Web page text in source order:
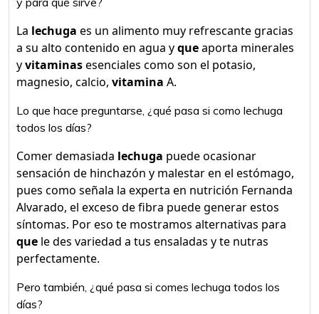
La lechuga es un alimento muy refrescante gracias
a su alto contenido en agua yqueaporta minerales
yvitaminasesenciales como son el potasio,
magnesio, calcio, vitamina A.
Lo que hace preguntarse, ¿qué pasa si como lechuga
todos los días?
Comer demasiada lechuga puede ocasionar
sensación de hinchazón y malestar en el estómago,
pues como señala la experta en nutrición Fernanda
Alvarado, el exceso de fibra puede generar estos
síntomas. Por eso te mostramos alternativas para
que le des variedad a tus ensaladas y te nutras
perfectamente.
Pero también, ¿qué pasa si comes lechuga todos los
días?